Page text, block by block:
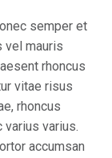
semper et
vel mauris
rhoncus
vitae risus
rhoncus
varius varius.
accumsan